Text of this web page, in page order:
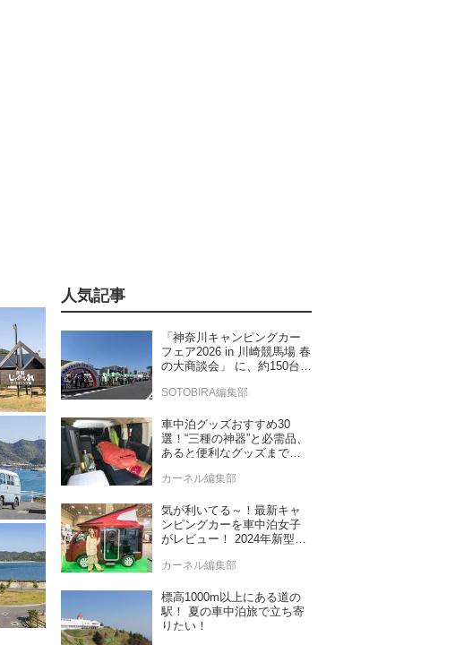
人気記事
「神奈川キャンピングカー
フェア2026 in 川崎競馬場 春
の大商談会」 に、約150台の
SOTOBIRA編集部
車中泊グッズおすすめ30
選！“三種の神器”と必需品、
あると便利なグッズまで車
カーネル編集部
気が利いてる～！最新キャ
ンピングカーを車中泊女子
がレビュー！ 2024年新型モ
カーネル編集部
標高1000m以上にある道の
駅！ 夏の車中泊旅で立ち寄
りたい！